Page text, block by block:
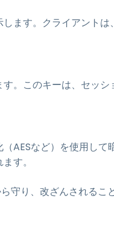
ます。クライアント
。このキーは、セッ
AESなど）を使用して
す。
守り、改ざんされるこ